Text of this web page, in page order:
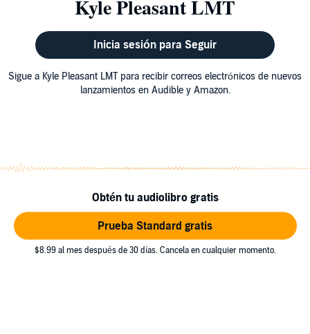
Kyle Pleasant LMT
Inicia sesión para Seguir
Sigue a Kyle Pleasant LMT para recibir correos electrónicos de nuevos
lanzamientos en Audible y Amazon.
Obtén tu audiolibro gratis
Prueba Standard gratis
$8.99 al mes después de 30 días. Cancela en cualquier momento.